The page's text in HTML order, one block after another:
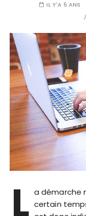
IL Y'A 5 ANS
L a démarche
certain